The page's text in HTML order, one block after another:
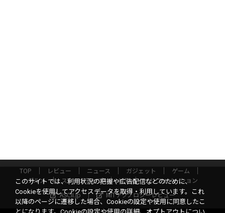
TOP レビュー ニュース ガジェット
ゲーム
グルメ
スタートアップ ICT
インフォメーション
ASCII.jp
MITテクノロジーレビュー
このサイトでは、利用状況の把握や広告配信などのために、
Cookieを使用してアクセスデータを取得・利用しています。これ
以降のページに遷移した場合、Cookieの設定や使用に同意したこ